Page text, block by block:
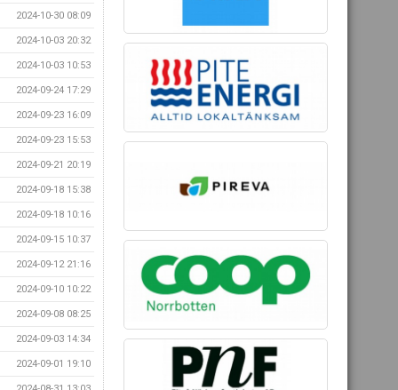
2024-10-30 08:09
2024-10-03 20:32
2024-10-03 10:53
2024-09-24 17:29
2024-09-23 16:09
2024-09-23 15:53
2024-09-21 20:19
2024-09-18 15:38
2024-09-18 10:16
2024-09-15 10:37
2024-09-12 21:16
2024-09-10 10:22
2024-09-08 08:25
2024-09-03 14:34
2024-09-01 19:10